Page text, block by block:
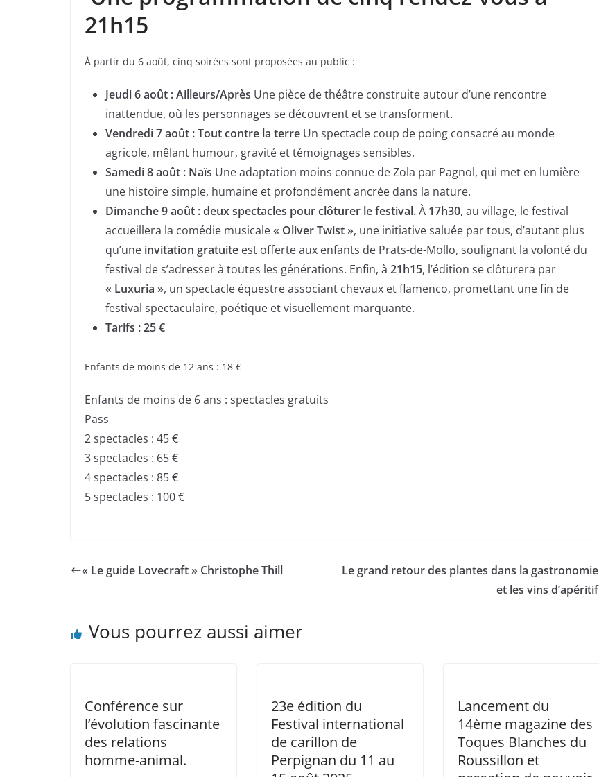
21h15
À partir du 6 août, cinq soirées sont proposées au public :
Jeudi 6 août :Ailleurs/Après Une pièce de théâtre construite autour d’une rencontre
inattendue, où les personnages se découvrent et se transforment.
Vendredi 7 août :Tout contre la terre Un spectacle coup de poing consacré au monde
agricole, mêlant humour, gravité et témoignages sensibles.
Samedi 8 août : Naïs Une adaptation moins connue de Zola par Pagnol, qui met en lumière
une histoire simple, humaine et profondément ancrée dans la nature.
Dimanche 9 août : deux spectacles pour clôturer le festival.À 17h30, au village, le festival
accueillera la comédie musicale« Oliver Twist », une initiative saluée par tous, d’autant plus
qu’une invitation gratuite est offerte aux enfants de Prats-de-Mollo, soulignant la volonté du
festival de s’adresser à toutes les générations. Enfin, à 21h15, l’édition se clôturera par
« Luxuria », un spectacle équestre associant chevaux et flamenco, promettant une fin de
festival spectaculaire, poétique et visuellement marquante.
Tarifs : 25 €
Enfants de moins de 12 ans : 18 €
Enfants de moins de 6 ans : spectacles gratuits
Pass
2 spectacles : 45 €
3 spectacles : 65 €
4 spectacles : 85 €
5 spectacles : 100 €
« Le guide Lovecraft » Christophe Thill
Le grand retour des plantes dans la gastronomie
et les vins d’apéritif
Vous pourrez aussi aimer
Conférence sur
l’évolution fascinante
des relations
homme-animal.
23e édition du
Festival international
de carillon de
Perpignan du 11 au
Lancement du
14ème magazine des
Toques Blanches du
Roussillon et